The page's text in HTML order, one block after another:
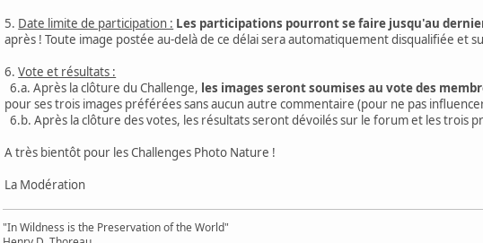
5. Date limite de participation : Les participations pourront se faire jusqu'au
après ! Toute image postée au-delà de ce délai sera automatiquement disqualifiée et
6.Vote et résultats :
6.a. Après la clôture du Challenge, les images seront soumises au vote des
pour ses trois images préférées sans aucun autre commentaire (pour ne pas
6.b. Après la clôture des votes, les résultats seront dévoilés sur le forum et les trois
A très bientôt pour les Challenges Photo Nature !
La Modération
"In Wildness is the Preservation of the World"